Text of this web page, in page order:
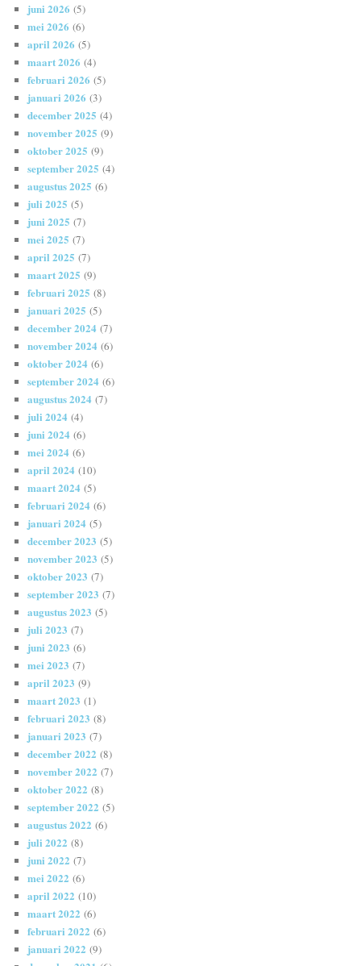
juni 2026 (5)
mei 2026 (6)
april 2026 (5)
maart 2026 (4)
februari 2026 (5)
januari 2026 (3)
december 2025 (4)
november 2025 (9)
oktober 2025 (9)
september 2025 (4)
augustus 2025 (6)
juli 2025 (5)
juni 2025 (7)
mei 2025 (7)
april 2025 (7)
maart 2025 (9)
februari 2025 (8)
januari 2025 (5)
december 2024 (7)
november 2024 (6)
oktober 2024 (6)
september 2024 (6)
augustus 2024 (7)
juli 2024 (4)
juni 2024 (6)
mei 2024 (6)
april 2024 (10)
maart 2024 (5)
februari 2024 (6)
januari 2024 (5)
december 2023 (5)
november 2023 (5)
oktober 2023 (7)
september 2023 (7)
augustus 2023 (5)
juli 2023 (7)
juni 2023 (6)
mei 2023 (7)
april 2023 (9)
maart 2023 (1)
februari 2023 (8)
januari 2023 (7)
december 2022 (8)
november 2022 (7)
oktober 2022 (8)
september 2022 (5)
augustus 2022 (6)
juli 2022 (8)
juni 2022 (7)
mei 2022 (6)
april 2022 (10)
maart 2022 (6)
februari 2022 (6)
januari 2022 (9)